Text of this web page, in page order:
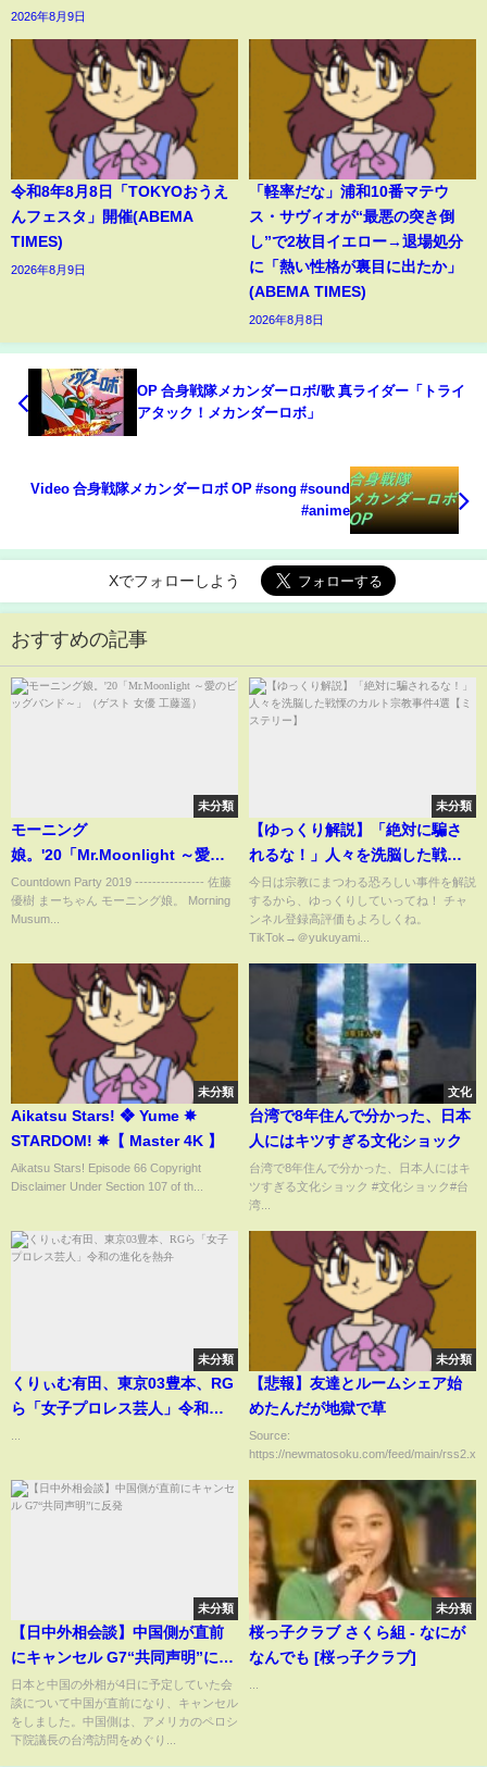
2026年8月9日
令和8年8月8日「TOKYOおうえ
んフェスタ」開催(ABEMA
TIMES)
2026年8月9日
「軽率だな」浦和10番マテウ
ス・サヴィオが“最悪の突き倒
し”で2枚目イエロー→退場処分
に「熱い性格が裏目に出たか」
(ABEMA TIMES)
2026年8月8日
OP 合身戦隊メカンダーロボ/歌 真ライダー「トライ
アタック！メカンダーロボ」
Video 合身戦隊メカンダーロボ OP #song #sound
#anime
Xでフォローしよう
おすすめの記事
未分類
モーニング
娘。'20「Mr.Moonlight ～愛の
ビッグバンド～」（ゲスト 女優
工藤遥）
Countdown Party 2019 ---------------- 佐藤
優樹 まーちゃん モーニング娘。 Morning
Musum...
未分類
【ゆっくり解説】「絶対に騙さ
れるな！」人々を洗脳した戦慄
のカルト宗教事件4選【ミステリ
ー】
今日は宗教にまつわる恐ろしい事件を解説
するから、ゆっくりしていってね！ チャ
ンネル登録高評価もよろしくね。
TikTok→＠yukuyami...
未分類
Aikatsu Stars! ❖ Yume ✵
STARDOM! ✵【 Master 4K 】
Aikatsu Stars! Episode 66 Copyright
Disclaimer Under Section 107 of th...
文化
台湾で8年住んで分かった、日本
人にはキツすぎる文化ショック
台湾で8年住んで分かった、日本人にはキ
ツすぎる文化ショック #文化ショック#台
湾...
未分類
くりぃむ有田、東京03豊本、RG
ら「女子プロレス芸人」令和の
未分類
【悲報】友達とルームシェア始
めたんだが地獄で草
Source:
https://newmatosoku.com/feed/main/
未分類
【日中外相会談】中国側が直前
にキャンセル G7“共同声明”に反
発
日本と中国の外相が4日に予定していた会
談について中国が直前になり、キャンセル
をしました。中国側は、アメリカのペロシ
下院議長の台湾訪問をめぐり...
未分類
桜っ子クラブ さくら組 - なにが
なんでも [桜っ子クラブ]